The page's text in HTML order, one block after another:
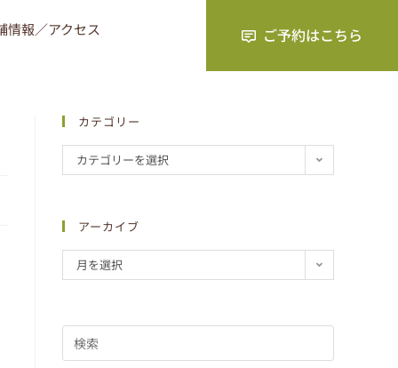
情報／アクセス
カテゴリー
カテゴリーを選択
アーカイブ
月を選択